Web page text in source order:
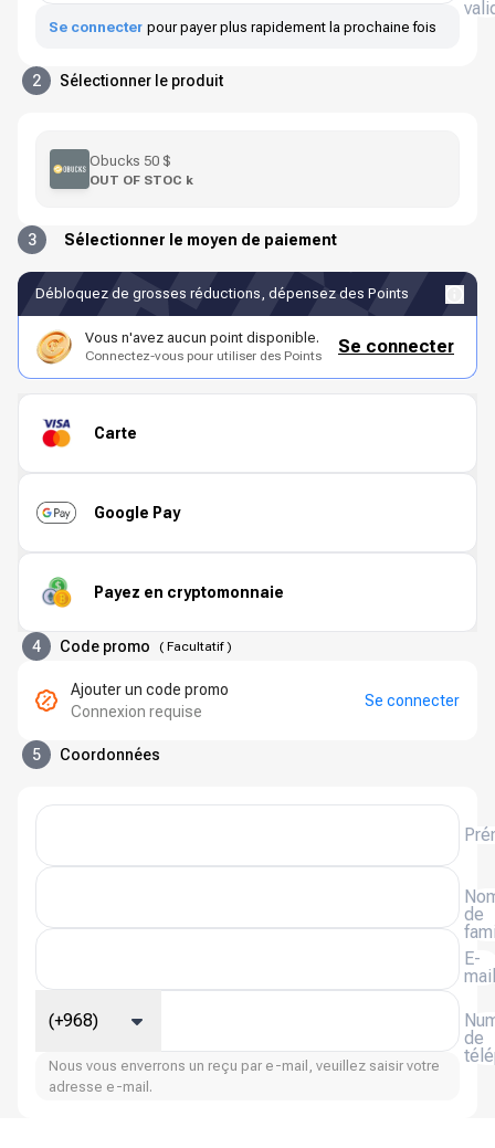
Se connecter pour payer plus rapidement la prochaine fois
2 Sélectionner le produit
Obucks 50 $
OUT OF STOC k
3 Sélectionner le moyen de paiement
Débloquez de grosses réductions, dépensez des Points
Vous n'avez aucun point disponible.
Connectez-vous pour utiliser des Points Se connecter
Carte
Google Pay
Payez en cryptomonnaie
4 Code promo ( Facultatif)
Ajouter un code promo
Connexion requise
Se connecter
5 Coordonnées
de
E-
mail
de
(+968)
Nous vous enverrons un reçu par e-mail, veuillez saisir votre
adresse e-mail.